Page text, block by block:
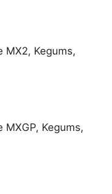
MX2, Kegums,
Kegums,